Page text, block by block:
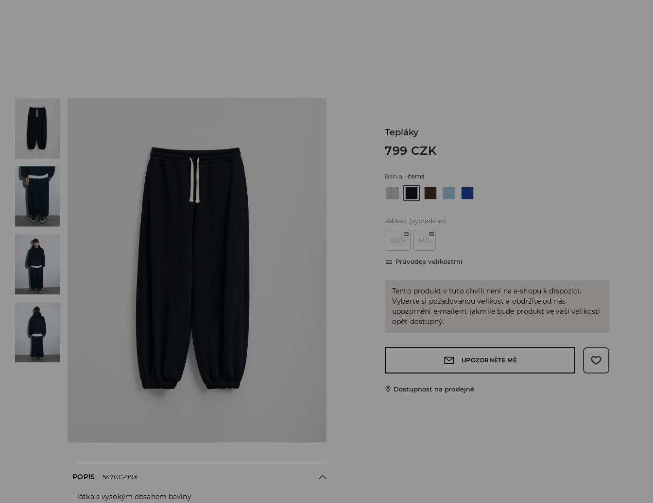
Tepláky
799 CZK
Barva -černá
Velikost (vyprodáno)
XS/S M/L
Průvodce velikostmi
Tento produkt v tuto chvíli není na e-shopu k dispozici.
Vyberte si požadovanou velikost a obdržíte od nás
upozornění e-mailem, jakmile bude produkt ve vaší velikosti
opět dostupný.
UPOZORNĚTE MĚ
Dostupnost na prodejně
POPIS 547GC-99X
látka s vysokým obsahem bavlny